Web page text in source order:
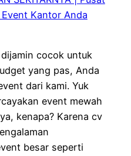
Event Kantor Anda
cocok untuk
yang pas, Anda
dari kami. Yuk
event mewah
kenapa? Karena cv
besar seperti